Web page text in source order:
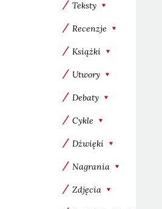
Teksty
Recenzje
Książki
Utwory
Debaty
Cykle
Dźwięki
Nagrania
Zdjęcia